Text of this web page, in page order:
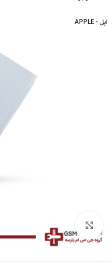
اپل - APPLE
بزرگنمایی تصویر